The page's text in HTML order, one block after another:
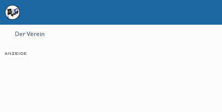
Der Verein